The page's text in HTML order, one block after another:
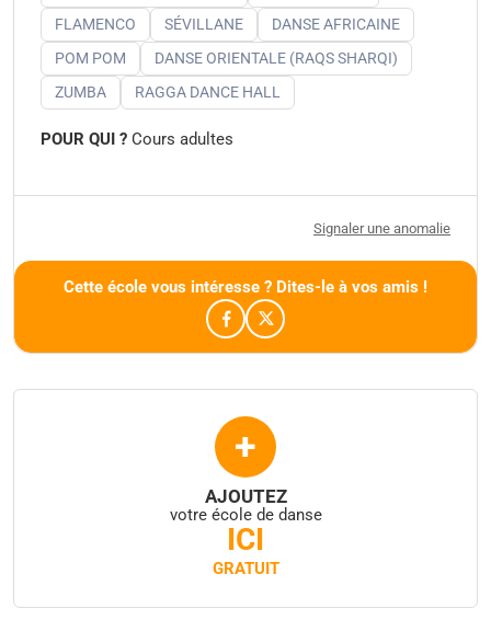
FLAMENCO
SÉVILLANE
DANSE AFRICAINE
POM POM
DANSE ORIENTALE (RAQS SHARQI)
ZUMBA
RAGGA DANCE HALL
POUR QUI ? Cours adultes
Signaler une anomalie
Cette école vous intéresse ? Dites-le à vos amis !
+
AJOUTEZ
votre école de danse
ICI
GRATUIT